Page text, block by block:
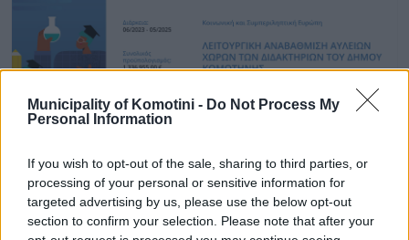
Municipality of Komotini - Do Not Process My
Personal Information
If you wish to opt-out of the sale, sharing to third parties, or
processing of your personal or sensitive information for
targeted advertising by us, please use the below opt-out
section to confirm your selection. Please note that after your